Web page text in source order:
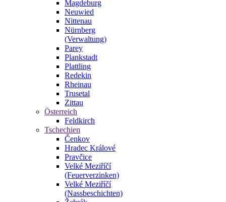
Magdeburg
Neuwied
Nittenau
Nürnberg
(Verwaltung)
Parey
Plankstadt
Plattling
Redekin
Rheinau
Trusetal
Zittau
Österreich
Feldkirch
Tschechien
Čenkov
Hradec Králové
Pravčice
Velké Meziříčí
(Feuerverzinken)
Velké Meziříčí
(Nassbeschichten)